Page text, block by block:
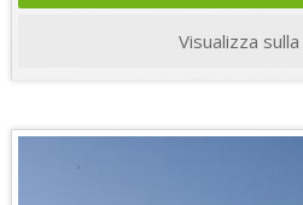
Visualizza